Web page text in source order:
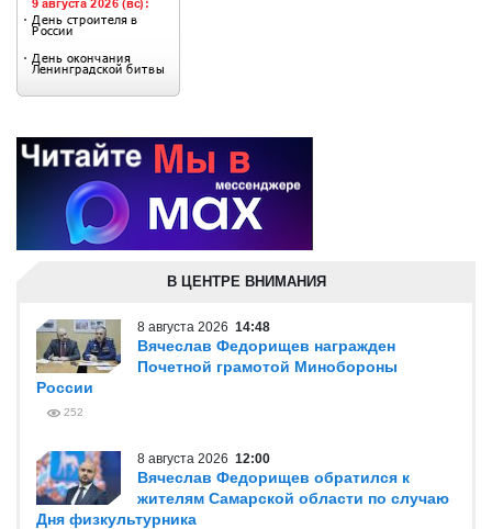
В ЦЕНТРЕ ВНИМАНИЯ
8 августа 2026 14:48
Вячеслав Федорищев награжден
Почетной грамотой Минобороны
России
252
8 августа 2026 12:00
Вячеслав Федорищев обратился к
жителям Самарской области по случаю
Дня физкультурника